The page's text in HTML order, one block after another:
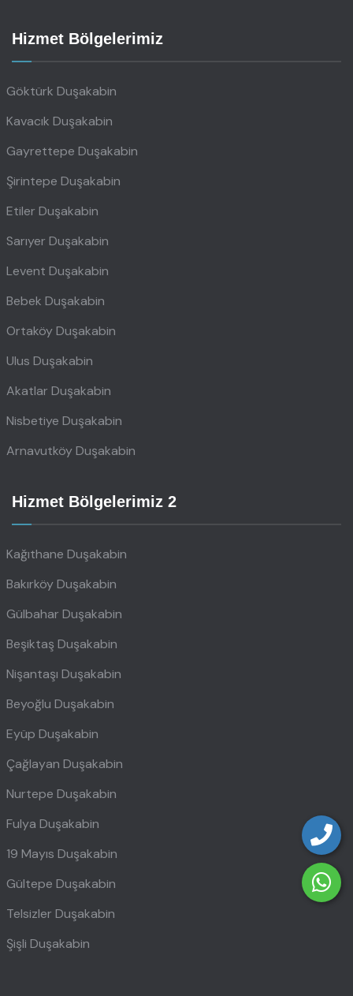
Hizmet Bölgelerimiz
Göktürk Duşakabin
Kavacık Duşakabin
Gayrettepe Duşakabin
Şirintepe Duşakabin
Etiler Duşakabin
Sarıyer Duşakabin
Levent Duşakabin
Bebek Duşakabin
Ortaköy Duşakabin
Ulus Duşakabin
Akatlar Duşakabin
Nisbetiye Duşakabin
Arnavutköy Duşakabin
Hizmet Bölgelerimiz 2
Kağıthane Duşakabin
Bakırköy Duşakabin
Gülbahar Duşakabin
Beşiktaş Duşakabin
Nişantaşı Duşakabin
Beyoğlu Duşakabin
Eyüp Duşakabin
Çağlayan Duşakabin
Nurtepe Duşakabin
Fulya Duşakabin
19 Mayıs Duşakabin
Gültepe Duşakabin
Telsizler Duşakabin
Şişli Duşakabin